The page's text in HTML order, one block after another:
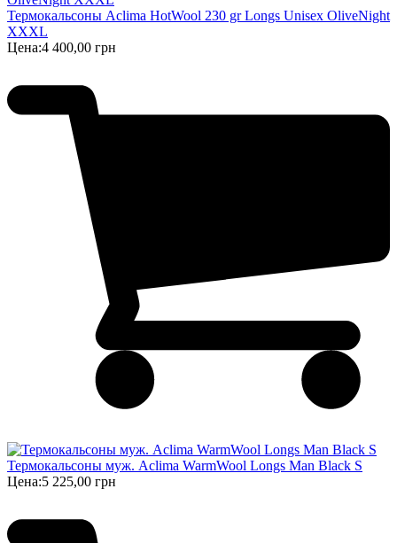
Термокальсоны Aclima HotWool 230 gr Longs Unisex OliveNight
XXXL
Цена:4 400,00 грн
Термокальсоны муж. Aclima WarmWool Longs Man Black S
Цена:5 225,00 грн